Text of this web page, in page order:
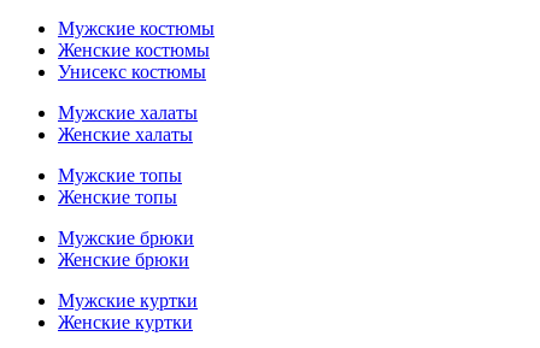
Мужские костюмы
Женские костюмы
Унисекс костюмы
Мужские халаты
Женские халаты
Мужские топы
Женские топы
Мужские брюки
Женские брюки
Мужские куртки
Женские куртки